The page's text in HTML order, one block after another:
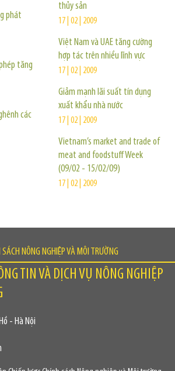
phát
tăng
các
thủy sản
17 | 02 | 2009
Việt Nam và UAE tăng cường
hợp tác trên nhiều lĩnh vực
17 | 02 | 2009
Giảm mạnh lãi suất tín dụng
xuất khẩu nhà nước
17 | 02 | 2009
Vietnam’s market and trade of
meat and foodstuff Week
(09/02 - 15/02/09)
17 | 02 | 2009
NÔNG NGHIỆP VÀ MÔI TRƯỜNG
TIN VÀ DỊCH VỤ NÔNG NGHIỆP
- Hà Nội